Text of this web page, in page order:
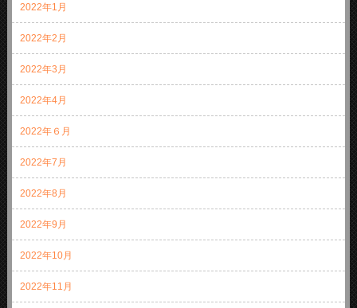
2022年1月
2022年2月
2022年3月
2022年4月
2022年６月
2022年7月
2022年8月
2022年9月
2022年10月
2022年11月